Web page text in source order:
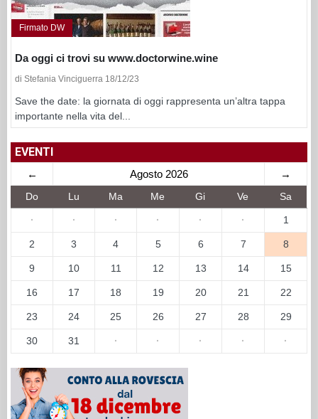
Firmato DW
Da oggi ci trovi su www.doctorwine.wine
di Stefania Vinciguerra 18/12/23
Save the date: la giornata di oggi rappresenta un’altra tappa
importante nella vita del...
EVENTI
← Agosto 2026 →
Do Lu Ma Me Gi Ve Sa
· · · · · · 1
2 3 4 5 6 7 8
9 10 11 12 13 14 15
16 17 18 19 20 21 22
23 24 25 26 27 28 29
30 31 · · · · ·